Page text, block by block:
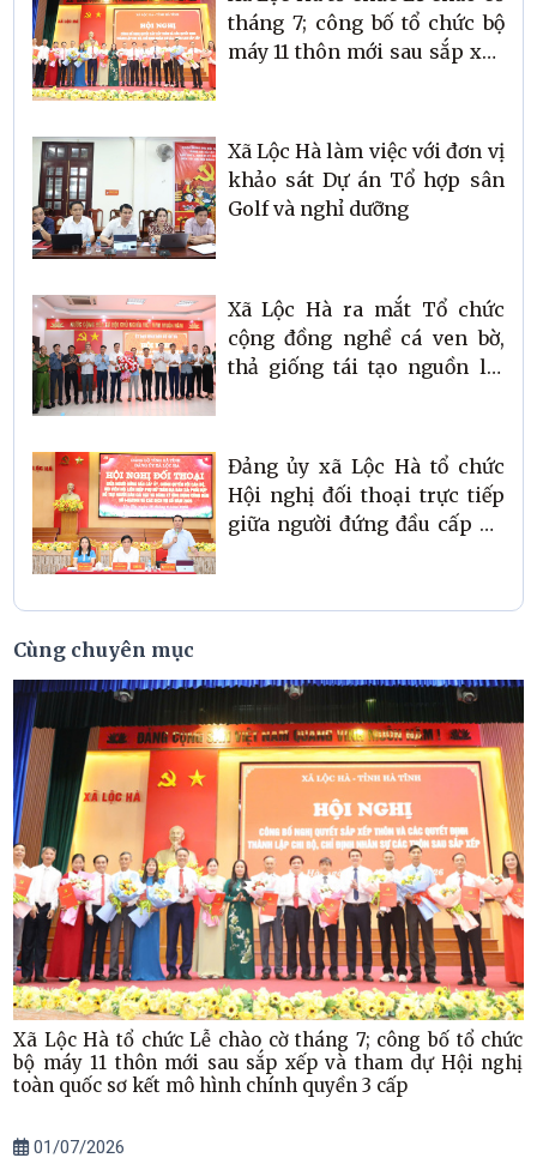
tháng 7; công bố tổ chức bộ
máy 11 thôn mới sau sắp xếp
quyền 3 cấp
Xã Lộc Hà làm việc với đơn vị
khảo sát Dự án Tổ hợp sân
Golf và nghỉ dưỡng
Xã Lộc Hà ra mắt Tổ chức
cộng đồng nghề cá ven bờ,
thả giống tái tạo nguồn lợi
Đảng ủy xã Lộc Hà tổ chức
Hội nghị đối thoại trực tiếp
giữa người đứng đầu cấp ủy,
trợ người dân cài đặt ứng
Cùng chuyên mục
Xã Lộc Hà tổ chức Lễ chào cờ tháng 7; công bố tổ chức
bộ máy 11 thôn mới sau sắp xếp và tham dự Hội nghị
toàn quốc sơ kết mô hình chính quyền 3 cấp
01/07/2026